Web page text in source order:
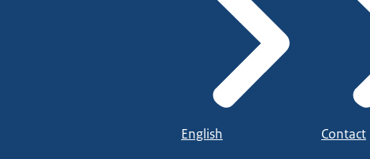
English Contact